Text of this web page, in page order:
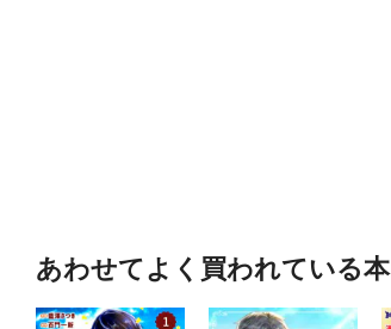
あわせてよく買われている本